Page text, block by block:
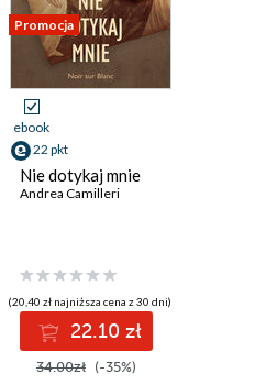
Promocja
ebook
22 pkt
Nie dotykaj mnie
Andrea Camilleri
(20,40 zł najniższa cena z 30 dni)
22.10 zł
34.00zł (-35%)